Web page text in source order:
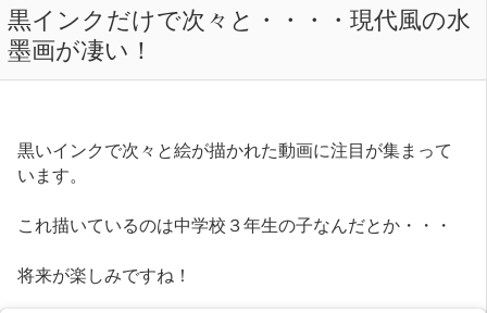
黒インクだけで次々と・・・・現代風の水
墨画が凄い！
黒いインクで次々と絵が描かれた動画に注目が集まって
います。
これ描いているのは中学校３年生の子なんだとか・・・
将来が楽しみですね！